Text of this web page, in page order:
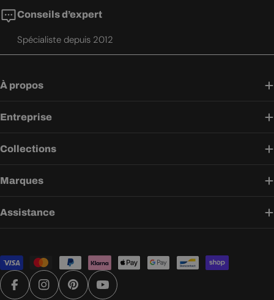
Conseils d’expert
Spécialiste depuis 2012
À propos
Entreprise
Collections
Marques
Assistance
Modes
de
paiement
FacebookInstagramPinterestYouTube